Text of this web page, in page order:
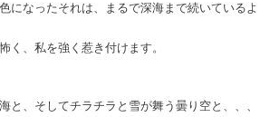
になったそれは、まるで深海まで続いているよ
く、私を強く惹き付けます。
と、そしてチラチラと雪が舞う曇り空と、、、